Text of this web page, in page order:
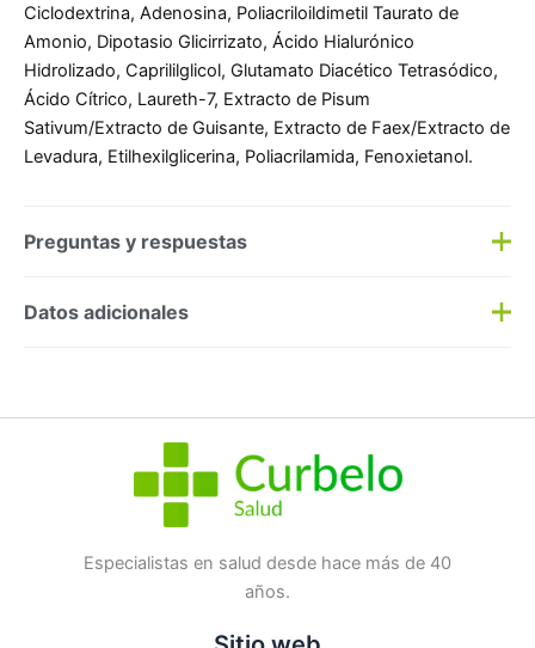
Ciclodextrina, Adenosina, Poliacriloildimetil Taurato de
Amonio, Dipotasio Glicirrizato, Ácido Hialurónico
Hidrolizado, Caprililglicol, Glutamato Diacético Tetrasódico,
Ácido Cítrico, Laureth-7, Extracto de Pisum
Sativum/Extracto de Guisante, Extracto de Faex/Extracto de
Levadura, Etilhexilglicerina, Poliacrilamida, Fenoxietanol.
Preguntas y respuestas
Preguntas y respuestas
No hay preguntas todavía
Datos adicionales
Especialistas en salud desde hace más de 40
años.